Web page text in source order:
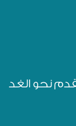
نحو الغد